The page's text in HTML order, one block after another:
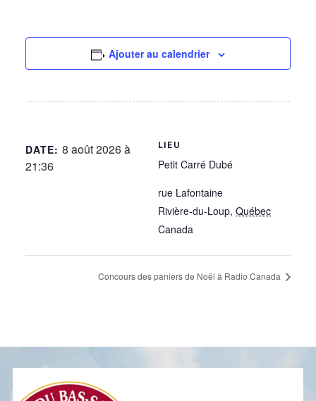
Ajouter au calendrier
DATE:8 août 2026 à
21:36
LIEU
Petit Carré Dubé
rue Lafontaine
Rivière-du-Loup, Québec
Canada
Concours des paniers de Noël à Radio Canada